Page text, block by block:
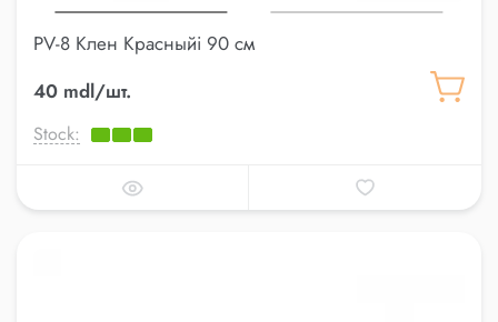
PV-8 Клен Красныйi 90 см
40 mdl/шт.
Stock: